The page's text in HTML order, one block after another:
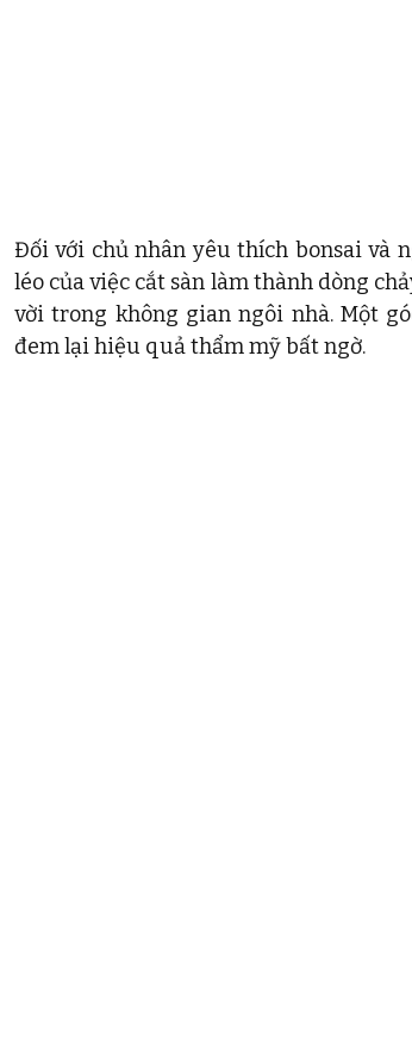
Đối với chủ nhân yêu thích bonsai và
léo của việc cắt sàn làm thành dòng
vời trong không gian ngôi nhà. Một
đem lại hiệu quả thẩm mỹ bất ngờ.